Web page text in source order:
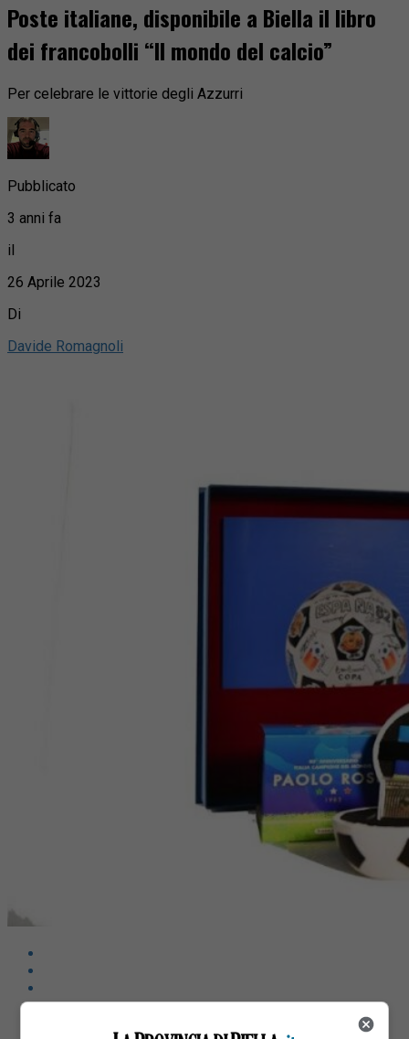
Poste italiane, disponibile a Biella il libro
dei francobolli “Il mondo del calcio”
Per celebrare le vittorie degli Azzurri
Pubblicato
3 anni fa
il
26 Aprile 2023
Di
Davide Romagnoli